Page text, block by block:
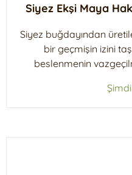
Siyez Ekşi Maya
Siyez buğdayından
bir geçmişin izini
beslenmenin